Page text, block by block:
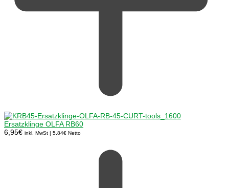
Ersatzklinge OLFA RB60
6,95€ inkl. MwSt | 5,84€ Netto